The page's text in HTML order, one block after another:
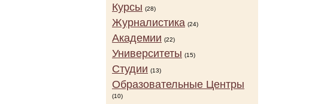
Курсы (28)
Журналистика (24)
Академии (22)
Университеты (15)
Студии (13)
Образовательные Центры
(10)